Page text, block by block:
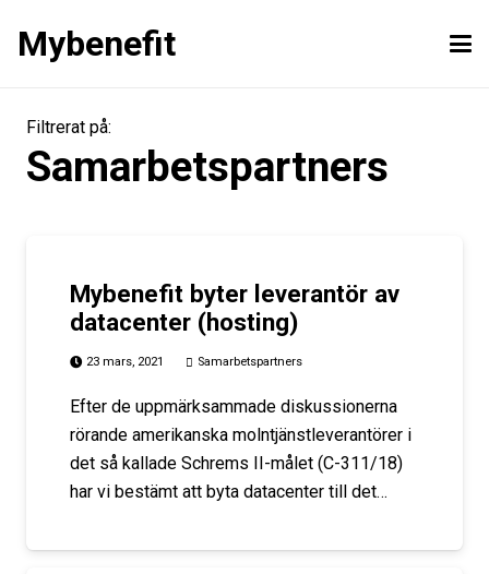
Mybenefit
Filtrerat på:
Samarbetspartners
Mybenefit byter leverantör av
datacenter (hosting)
23 mars, 2021 Samarbetspartners
Efter de uppmärksammade diskussionerna
rörande amerikanska molntjänstleverantörer i
det så kallade Schrems II-målet (C-311/18)
har vi bestämt att byta datacenter till det…